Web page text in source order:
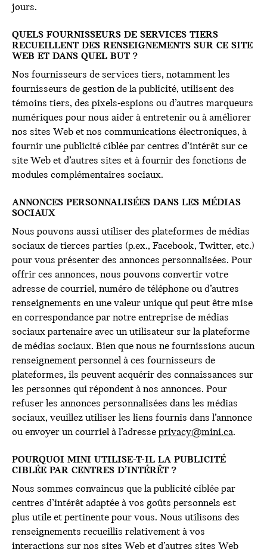
jours.
QUELS FOURNISSEURS DE SERVICES TIERS
RECUEILLENT DES RENSEIGNEMENTS SUR CE SITE
WEB ET DANS QUEL BUT ?
Nos fournisseurs de services tiers, notamment les
fournisseurs de gestion de la publicité, utilisent des
témoins tiers, des pixels-espions ou d’autres marqueurs
numériques pour nous aider à entretenir ou à améliorer
nos sites Web et nos communications électroniques, à
fournir une publicité ciblée par centres d’intérêt sur ce
site Web et d’autres sites et à fournir des fonctions de
modules complémentaires sociaux.
ANNONCES PERSONNALISÉES DANS LES MÉDIAS
SOCIAUX
Nous pouvons aussi utiliser des plateformes de médias
sociaux de tierces parties (p.ex., Facebook, Twitter, etc.)
pour vous présenter des annonces personnalisées. Pour
offrir ces annonces, nous pouvons convertir votre
adresse de courriel, numéro de téléphone ou d’autres
renseignements en une valeur unique qui peut être mise
en correspondance par notre entreprise de médias
sociaux partenaire avec un utilisateur sur la plateforme
de médias sociaux. Bien que nous ne fournissions aucun
renseignement personnel à ces fournisseurs de
plateformes, ils peuvent acquérir des connaissances sur
les personnes qui répondent à nos annonces. Pour
refuser les annonces personnalisées dans les médias
sociaux, veuillez utiliser les liens fournis dans l’annonce
ou envoyer un courriel à l’adresse privacy@mini.ca.
POURQUOI MINI UTILISE-T-IL LA PUBLICITÉ
CIBLÉE PAR CENTRES D’INTÉRÊT ?
Nous sommes convaincus que la publicité ciblée par
centres d’intérêt adaptée à vos goûts personnels est
plus utile et pertinente pour vous. Nous utilisons des
renseignements recueillis relativement à vos
interactions sur nos sites Web et d’autres sites Web